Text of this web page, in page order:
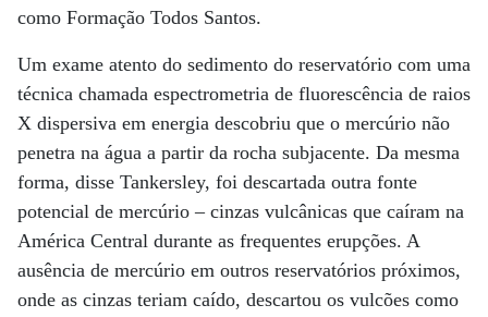
como Formação Todos Santos.
Um exame atento do sedimento do reservatório com uma
técnica chamada espectrometria de fluorescência de raios
X dispersiva em energia descobriu que o mercúrio não
penetra na água a partir da rocha subjacente. Da mesma
forma, disse Tankersley, foi descartada outra fonte
potencial de mercúrio – cinzas vulcânicas que caíram na
América Central durante as frequentes erupções. A
ausência de mercúrio em outros reservatórios próximos,
onde as cinzas teriam caído, descartou os vulcões como